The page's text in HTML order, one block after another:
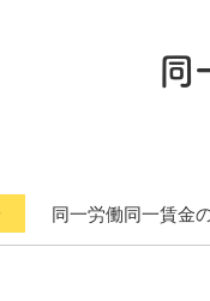
同
同一労働同一賃金